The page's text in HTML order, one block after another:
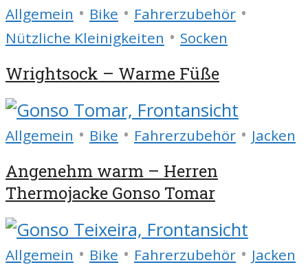
Allgemein • Bike • Fahrerzubehör •
Nützliche Kleinigkeiten • Socken
Wrightsock – Warme Füße
Allgemein • Bike • Fahrerzubehör • Jacken
Angenehm warm – Herren
Thermojacke Gonso Tomar
Allgemein • Bike • Fahrerzubehör • Jacken